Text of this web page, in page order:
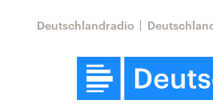
Deutschlandradio